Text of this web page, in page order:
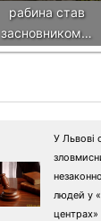
рабина став
засновником…
У Львові
людей у
центрах»